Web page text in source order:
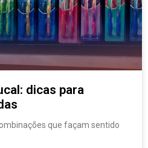
dicas para
que façam sentido